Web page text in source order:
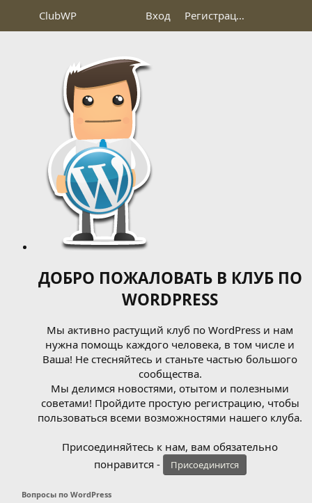
ClubWP Вход Регистрация
ДОБРО ПОЖАЛОВАТЬ В КЛУБ ПО
WORDPRESS
Мы активно растущий клуб по WordPress и нам
нужна помощь каждого человека, в том числе и
Ваша! Не стесняйтесь и станьте частью большого
сообщества.
Мы делимся новостями, отытом и полезными
советами! Пройдите простую регистрацию, чтобы
пользоваться всеми возможностями нашего клуба.
Присоединяйтесь к нам, вам обязательно
понравится -
Присоединится
Вопросы по WordPress